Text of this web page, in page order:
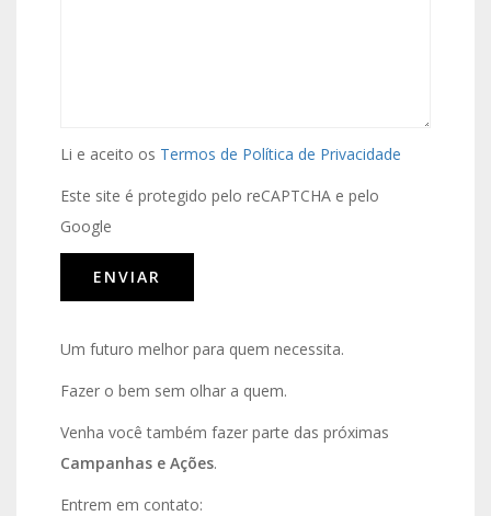
Li e aceito os Termos de Política de Privacidade
Este site é protegido pelo reCAPTCHA e pelo
Google
Um futuro melhor para quem necessita.
Fazer o bem sem olhar a quem.
Venha você também fazer parte das próximas
Campanhas e Ações.
Entrem em contato: